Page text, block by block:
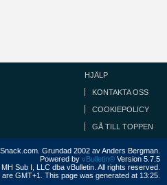
HJÄLP
KONTAKTA OSS
COOKIEPOLICY
GÅ TILL TOPPEN
Grundad 2002 av Anders Bergman.
Powered by vBulletin® Version 5.7.5
Sub I, LLC dba vBulletin. All rights reserved.
are GMT+1. This page was generated at 13:25.